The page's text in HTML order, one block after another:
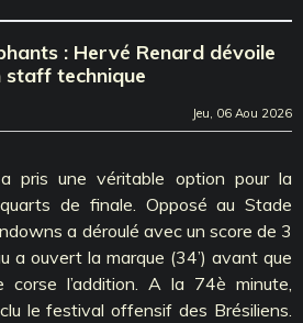
: Hervé Renard dévoile
staff technique
Jeu, 06 Aou 2026
pris une véritable option pour la
de finale. Opposé au Stade
a déroulé avec un score de 3
a ouvert la marque (34’) avant que
corse l’addition. A la 74è minute,
le festival offensif des Brésiliens.